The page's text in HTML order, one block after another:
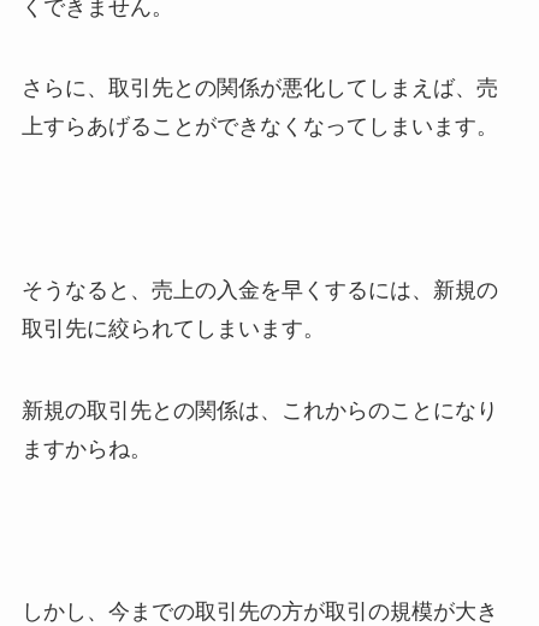
くできません。
さらに、取引先との関係が悪化してしまえば、売
上すらあげることができなくなってしまいます。
そうなると、売上の入金を早くするには、新規の
取引先に絞られてしまいます。
新規の取引先との関係は、これからのことになり
ますからね。
しかし、今までの取引先の方が取引の規模が大き